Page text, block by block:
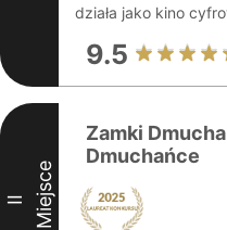
działa jako kino
9.5
II Miejsce
Zamki
Dmuchańce